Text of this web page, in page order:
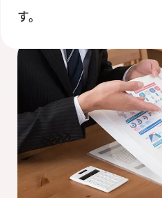
す。